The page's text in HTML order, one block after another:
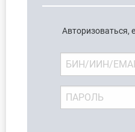
Авторизоваться,